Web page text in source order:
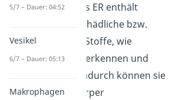
Entgiftung:
Das ER enthält
, die schädliche bzw.
körperfremde Stoffe, wie
Medikamente
, erkennen und
„umbauen”. Dadurch können sie
besser vom Körper
5/7 – Dauer: 04:52
Vesikel
6/7 – Dauer: 05:13
Makrophagen